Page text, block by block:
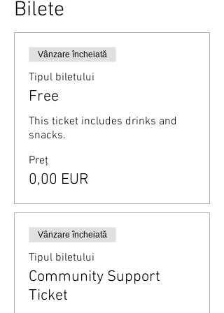
Bilete
Vânzare încheiată
Tipul biletului
Free
This ticket includes drinks and
snacks.
Preț
0,00 EUR
Vânzare încheiată
Tipul biletului
Community Support
Ticket